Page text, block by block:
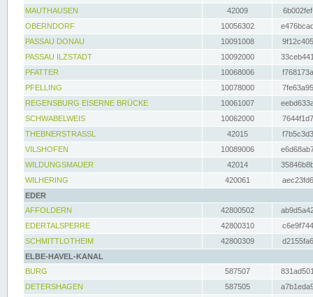
MAUTHAUSEN
42009
OBERNDORF
10056302
PASSAU DONAU
10091008
PASSAU ILZSTADT
10092000
PFATTER
10068006
PFELLING
10078000
REGENSBURG EISERNE BRÜCKE
10061007
SCHWABELWEIS
10062000
THEBNERSTRASSL
42015
VILSHOFEN
10089006
WILDUNGSMAUER
42014
WILHERING
420061
EDER
AFFOLDERN
42800502
EDERTALSPERRE
42800310
SCHMITTLOTHEIM
42800309
ELBE-HAVEL-KANAL
BURG
587507
DETERSHAGEN
587505